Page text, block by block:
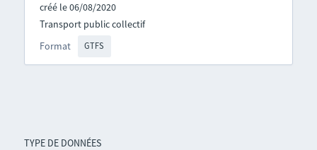
TYPE DE DONNÉES
créé le 06/08/2020
Format GTFS
Transport public collectif